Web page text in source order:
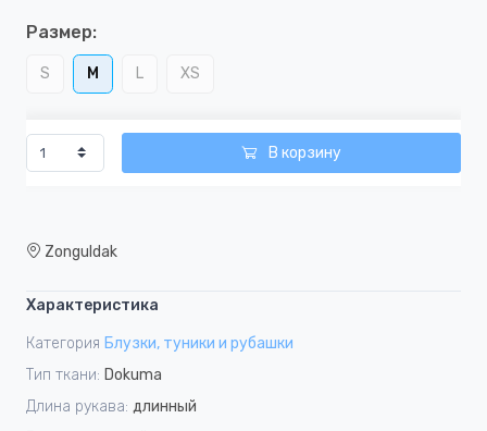
Размер:
S M L XS
В корзину
Zonguldak
Характеристика
Категория Блузки, туники и рубашки
Тип ткани: Dokuma
Длина рукава: длинный